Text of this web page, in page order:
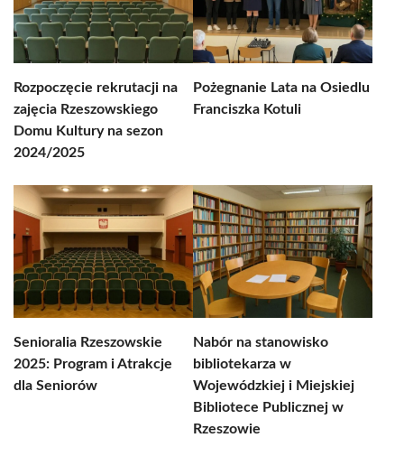
Rozpoczęcie rekrutacji na
zajęcia Rzeszowskiego
Domu Kultury na sezon
2024/2025
Pożegnanie Lata na Osiedlu
Franciszka Kotuli
Senioralia Rzeszowskie
2025: Program i Atrakcje
dla Seniorów
Nabór na stanowisko
bibliotekarza w
Wojewódzkiej i Miejskiej
Bibliotece Publicznej w
Rzeszowie